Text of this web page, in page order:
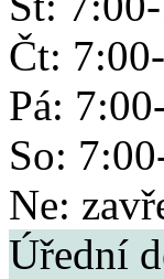
Čt:
Pá:
So:
Ne:
Úřední